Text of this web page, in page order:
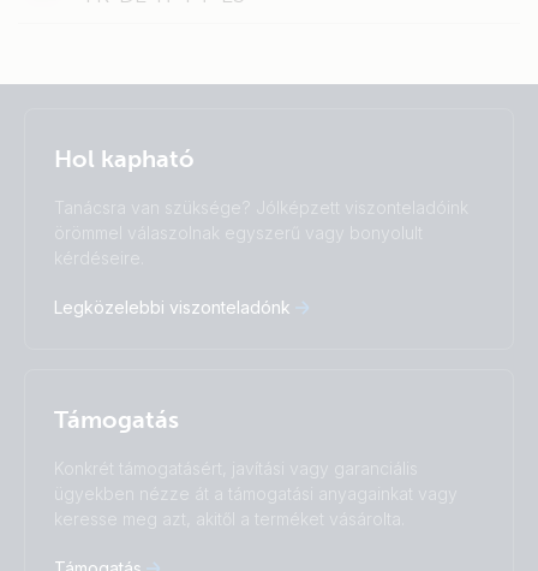
Magyar
Dansk
Deutsch
Italiano
Magyar
Română
Suomalainen
Türkçe
Ελληνικά
Русский
Українська
中國人
Subscribe
Hol kapható
Tanácsra van szüksége? Jólképzett viszonteladóink
örömmel válaszolnak egyszerű vagy bonyolult
kérdéseire.
Legközelebbi viszonteladónk
Támogatás
Konkrét támogatásért, javítási vagy garanciális
ügyekben nézze át a támogatási anyagainkat vagy
keresse meg azt, akitől a terméket vásárolta.